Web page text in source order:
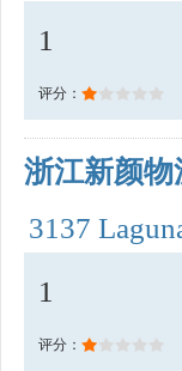
1
评分：
浙江新颜物
3137
1
评分：